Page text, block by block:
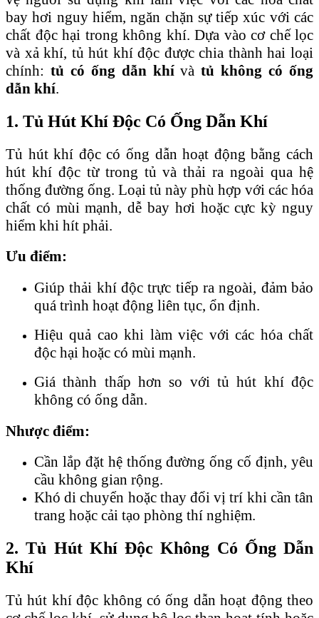
bay hơi nguy hiểm, ngăn chặn sự tiếp xúc với các
chất độc hại trong không khí. Dựa vào cơ chế lọc
và xả khí, tủ hút khí độc được chia thành hai loại
chính: tủ có ống dẫn khívàtủ không có ống
dẫn khí.
1. Tủ Hút Khí Độc Có Ống Dẫn Khí
Tủ hút khí độc có ống dẫn hoạt động bằng cách
hút khí độc từ trong tủ và thải ra ngoài qua hệ
thống đường ống. Loại tủ này phù hợp với các hóa
chất có mùi mạnh, dễ bay hơi hoặc cực kỳ nguy
hiểm khi hít phải.
Ưu điểm:
Giúp thải khí độc trực tiếp ra ngoài, đảm bảo
quá trình hoạt động liên tục, ổn định.
Hiệu quả cao khi làm việc với các hóa chất
độc hại hoặc có mùi mạnh.
Giá thành thấp hơn so với tủ hút khí độc
không có ống dẫn.
Nhược điểm:
Cần lắp đặt hệ thống đường ống cố định, yêu
cầu không gian rộng.
Khó di chuyển hoặc thay đổi vị trí khi cần tân
trang hoặc cải tạo phòng thí nghiệm.
2. Tủ Hút Khí Độc Không Có Ống Dẫn
Khí
Tủ hút khí độc không có ống dẫn hoạt động theo